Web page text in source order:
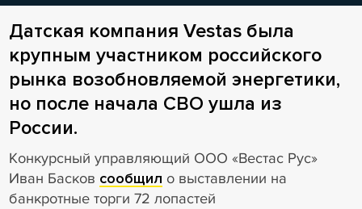
Датская компания Vestas была
крупным участником российского
рынка возобновляемой энергетики,
но после начала СВО ушла из
России.
Конкурсный управляющий ООО «Вестас Рус»
Иван Басков сообщил о выставлении на
банкротные торги 72 лопастей